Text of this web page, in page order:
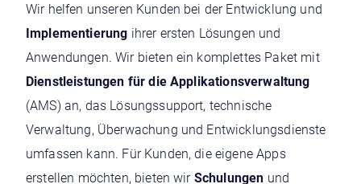
Wir helfen unseren Kunden bei der Entwicklung und
Implementierung ihrer ersten Lösungen und
Anwendungen. Wir bieten ein komplettes Paket mit
Dienstleistungen für die Applikationsverwaltung
(AMS) an, das Lösungssupport, technische
Verwaltung, Überwachung und Entwicklungsdienste
umfassen kann. Für Kunden, die eigene Apps
erstellen möchten, bieten wir Schulungen und